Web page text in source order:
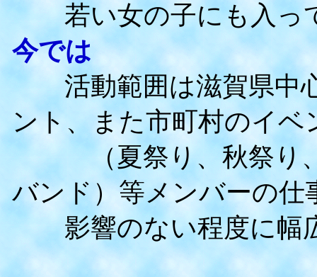
若い女の子にも入っ
今では
活動範囲は滋賀県中心
ント、また市町村のイベ
（夏祭り、秋祭り、
バンド）等メンバーの仕
影響のない程度に幅